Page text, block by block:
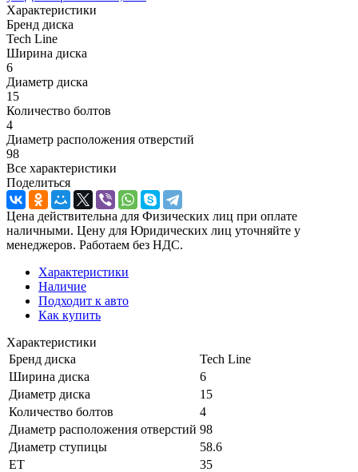
Характеристики
Бренд диска
Tech Line
Ширина диска
6
Диаметр диска
15
Количество болтов
4
Диаметр расположения отверстий
98
Все характеристики
Поделиться
Цена действительна для Физических лиц при оплате
наличными. Цену для Юридических лиц уточняйте у
менеджеров. Работаем без НДС.
Характеристики
Наличие
Подходит к авто
Как купить
Характеристики
Бренд диска
Tech Line
Ширина диска
6
Диаметр диска
15
Количество болтов
4
Диаметр расположения отверстий 98
Диаметр ступицы
58.6
ЕТ
35